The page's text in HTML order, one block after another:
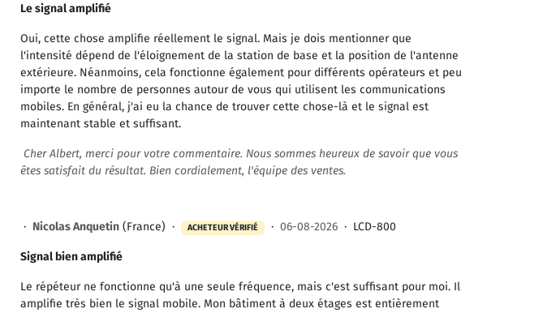
Le signal amplifié
Oui, cette chose amplifie réellement le signal. Mais je dois mentionner que
l'intensité dépend de l'éloignement de la station de base et la position de l'antenne
extérieure. Néanmoins, cela fonctionne également pour différents opérateurs et peu
importe le nombre de personnes autour de vous qui utilisent les communications
mobiles. En général, j'ai eu la chance de trouver cette chose-là et le signal est
maintenant stable et suffisant.
Cher Albert, merci pour votre commentaire. Nous sommes heureux de savoir que vous
êtes satisfait du résultat. Bien cordialement, l'équipe des ventes.
· Nicolas Anquetin (France) · ACHETEUR VÉRIFIÉ · 06-08-2026 · LCD-800
Signal bien amplifié
Le répéteur ne fonctionne qu'à une seule fréquence, mais c'est suffisant pour moi. Il
amplifie très bien le signal mobile. Mon bâtiment à deux étages est entièrement